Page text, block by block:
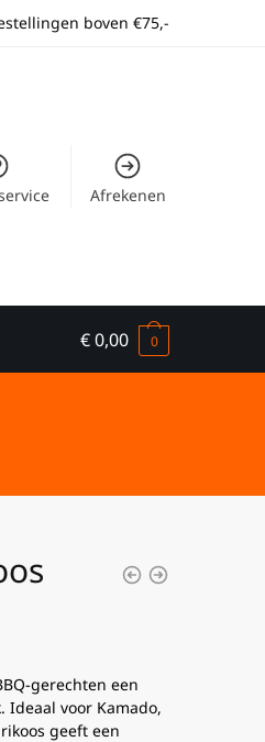
boven €75,-
Afrekenen
€0,00 0
gerechten een
Ideaal voor Kamado,
geeft een